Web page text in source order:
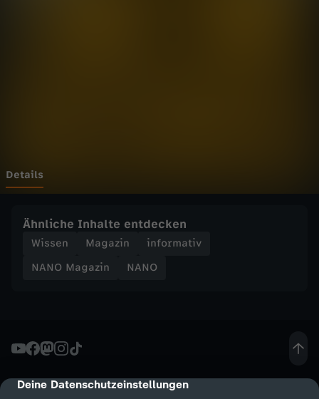
cmp-dialog-description
Deine Datenschutzeinstellungen
K
n
i
n
Details
Ähnliche Inhalte entdecken
Wissen Magazin
informativ
NANO Magazin
NANO